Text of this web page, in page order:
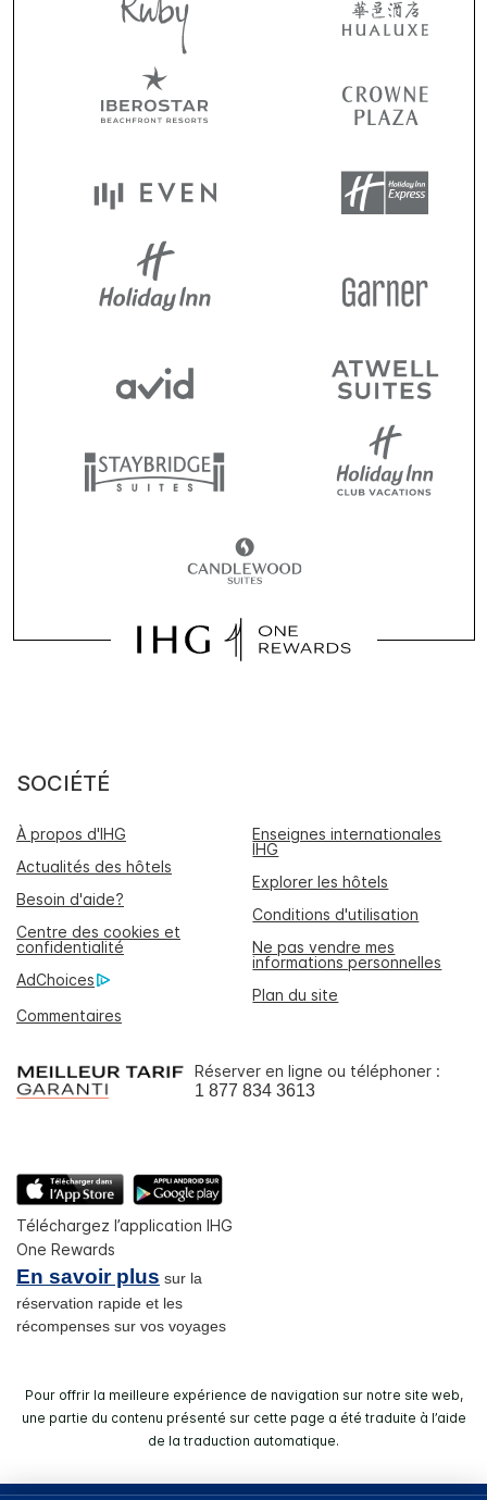
SOCIÉTÉ
À propos d'IHG
Enseignes internationales
IHG
Actualités des hôtels
Explorer les hôtels
Besoin d'aide?
Conditions d'utilisation
Centre des cookies et
confidentialité
Ne pas vendre mes
informations personnelles
AdChoices
Plan du site
Commentaires
Réserver en ligne ou téléphoner :
1 877 834 3613
Téléchargez l’application IHG
One Rewards
En savoir plus sur la
réservation rapide et les
récompenses sur vos voyages
Pour offrir la meilleure expérience de navigation sur notre site web,
une partie du contenu présenté sur cette page a été traduite à l’aide
de la traduction automatique.